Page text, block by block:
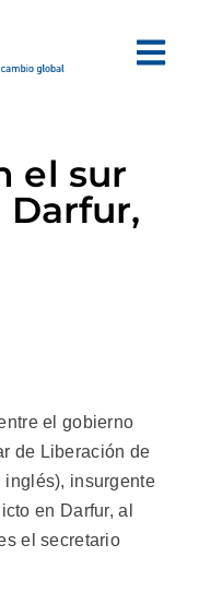
el sur
Darfur,
el gobierno
de Liberación de
inglés), insurgente
en Darfur, al
el secretario